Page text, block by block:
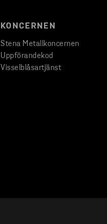
KONCERNEN
Stena Metallkoncernen
Uppförandekod
Visselblåsartjänst